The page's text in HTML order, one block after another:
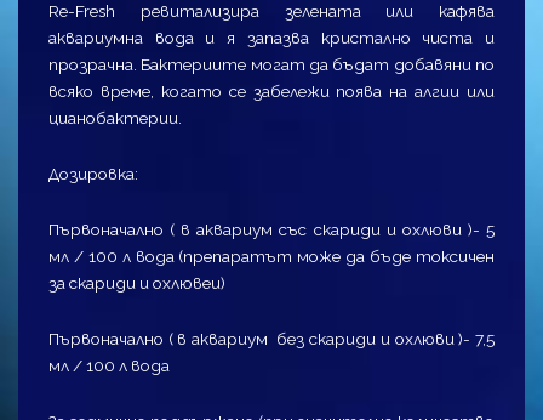
Re-Fresh ревитализира зелената или кафява
аквариумна вода и я запазва кристално чиста и
прозрачна. Бактериите могат да бъдат добавяни по
всяко време, когато се забележи поява на алгии или
цианобактерии.
Дозировка:
Първоначално ( в аквариум със скариди и охлюви )- 5
мл / 100 л вода (препаратът може да бъде токсичен
за скариди и охлювеи)
Първоначално ( в аквариум без скариди и охлюви )- 7,5
мл / 100 л вода